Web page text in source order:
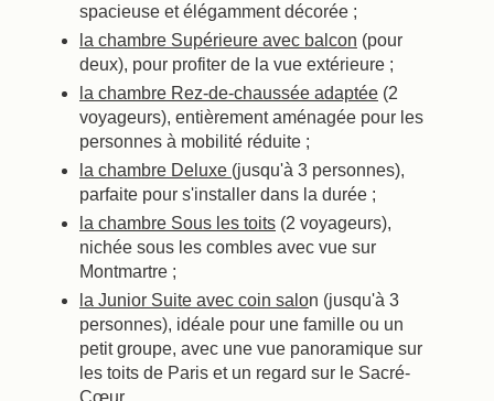
spacieuse et élégamment décorée ;
la chambre Supérieure avec balcon (pour
deux), pour profiter de la vue extérieure ;
la chambre Rez-de-chaussée adaptée (2
voyageurs), entièrement aménagée pour les
personnes à mobilité réduite ;
la chambre Deluxe (jusqu'à 3 personnes),
parfaite pour s'installer dans la durée ;
la chambre Sous les toits (2 voyageurs),
nichée sous les combles avec vue sur
Montmartre ;
la Junior Suite avec coin salon (jusqu'à 3
personnes), idéale pour une famille ou un
petit groupe, avec une vue panoramique sur
les toits de Paris et un regard sur le Sacré-
Cœur.